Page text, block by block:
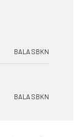
BALA SBKN
BALA SBKN